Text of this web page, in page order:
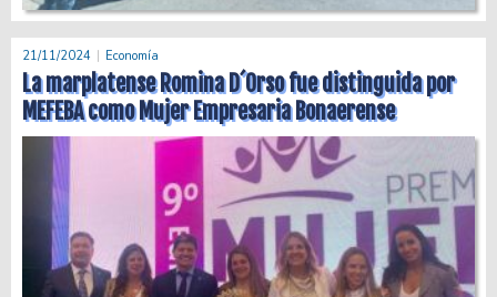
21/11/2024 Economía
La marplatense Romina D´Orso fue distinguida por
MEFEBA como Mujer Empresaria Bonaerense